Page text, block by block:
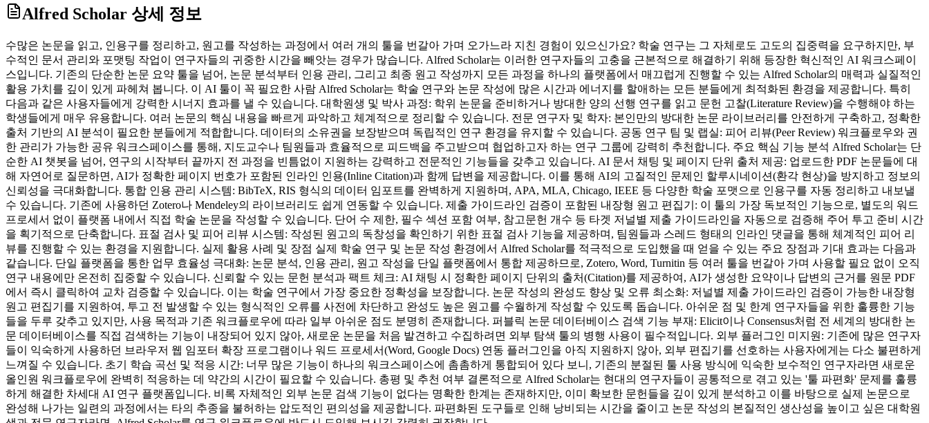
Alfred Scholar 상세 정보
수많은 논문을 읽고, 인용구를 정리하고, 원고를 작성하는 과정에서 여러 개의 툴을 번갈아 가며 오가느라 지친 경험이 있으신가요? 학술 연구는 그 자체로도 고도의 집중력을 요구하지만, 부
수적인 문서 관리와 포맷팅 작업이 연구자들의 귀중한 시간을 빼앗는 경우가 많습니다. Alfred Scholar는 이러한 연구자들의 고충을 근본적으로 해결하기 위해 등장한 혁신적인 AI 워크스페이
스입니다. 기존의 단순한 논문 요약 툴을 넘어, 논문 분석부터 인용 관리, 그리고 최종 원고 작성까지 모든 과정을 하나의 플랫폼에서 매끄럽게 진행할 수 있는 Alfred Scholar의 매력과 실질적인
활용 가치를 깊이 있게 파헤쳐 봅니다. 이 AI 툴이 꼭 필요한 사람 Alfred Scholar는 학술 연구와 논문 작성에 많은 시간과 에너지를 할애하는 모든 분들에게 최적화된 환경을 제공합니다. 특히
다음과 같은 사용자들에게 강력한 시너지 효과를 낼 수 있습니다. 대학원생 및 박사 과정: 학위 논문을 준비하거나 방대한 양의 선행 연구를 읽고 문헌 고찰(Literature Review)을 수행해야 하는
학생들에게 매우 유용합니다. 여러 논문의 핵심 내용을 빠르게 파악하고 체계적으로 정리할 수 있습니다. 전문 연구자 및 학자: 본인만의 방대한 논문 라이브러리를 안전하게 구축하고, 정확한
출처 기반의 AI 분석이 필요한 분들에게 적합합니다. 데이터의 소유권을 보장받으며 독립적인 연구 환경을 유지할 수 있습니다. 공동 연구 팀 및 랩실: 피어 리뷰(Peer Review) 워크플로우와 권
한 관리가 가능한 공유 워크스페이스를 통해, 지도교수나 팀원들과 효율적으로 피드백을 주고받으며 협업하고자 하는 연구 그룹에 강력히 추천합니다. 주요 핵심 기능 분석 Alfred Scholar는 단
순한 AI 챗봇을 넘어, 연구의 시작부터 끝까지 전 과정을 빈틈없이 지원하는 강력하고 전문적인 기능들을 갖추고 있습니다. AI 문서 채팅 및 페이지 단위 출처 제공: 업로드한 PDF 논문들에 대
해 자연어로 질문하면, AI가 정확한 페이지 번호가 포함된 인라인 인용(Inline Citation)과 함께 답변을 제공합니다. 이를 통해 AI의 고질적인 문제인 할루시네이션(환각 현상)을 방지하고 정보의
신뢰성을 극대화합니다. 통합 인용 관리 시스템: BibTeX, RIS 형식의 데이터 임포트를 완벽하게 지원하며, APA, MLA, Chicago, IEEE 등 다양한 학술 포맷으로 인용구를 자동 정리하고 내보낼
수 있습니다. 기존에 사용하던 Zotero나 Mendeley의 라이브러리도 쉽게 연동할 수 있습니다. 제출 가이드라인 검증이 포함된 내장형 원고 편집기: 이 툴의 가장 독보적인 기능으로, 별도의 워드
프로세서 없이 플랫폼 내에서 직접 학술 논문을 작성할 수 있습니다. 단어 수 제한, 필수 섹션 포함 여부, 참고문헌 개수 등 타겟 저널별 제출 가이드라인을 자동으로 검증해 주어 투고 준비 시간
을 획기적으로 단축합니다. 표절 검사 및 피어 리뷰 시스템: 작성된 원고의 독창성을 확인하기 위한 표절 검사 기능을 제공하며, 팀원들과 스레드 형태의 인라인 댓글을 통해 체계적인 피어 리
뷰를 진행할 수 있는 환경을 지원합니다. 실제 활용 사례 및 장점 실제 학술 연구 및 논문 작성 환경에서 Alfred Scholar를 적극적으로 도입했을 때 얻을 수 있는 주요 장점과 기대 효과는 다음과
같습니다. 단일 플랫폼을 통한 업무 효율성 극대화: 논문 분석, 인용 관리, 원고 작성을 단일 플랫폼에서 통합 제공하므로, Zotero, Word, Turnitin 등 여러 툴을 번갈아 가며 사용할 필요 없이 오직
연구 내용에만 온전히 집중할 수 있습니다. 신뢰할 수 있는 문헌 분석과 팩트 체크: AI 채팅 시 정확한 페이지 단위의 출처(Citation)를 제공하여, AI가 생성한 요약이나 답변의 근거를 원문 PDF
에서 즉시 클릭하여 교차 검증할 수 있습니다. 이는 학술 연구에서 가장 중요한 정확성을 보장합니다. 논문 작성의 완성도 향상 및 오류 최소화: 저널별 제출 가이드라인 검증이 가능한 내장형
원고 편집기를 지원하여, 투고 전 발생할 수 있는 형식적인 오류를 사전에 차단하고 완성도 높은 원고를 수월하게 작성할 수 있도록 돕습니다. 아쉬운 점 및 한계 연구자들을 위한 훌륭한 기능
들을 두루 갖추고 있지만, 사용 목적과 기존 워크플로우에 따라 일부 아쉬운 점도 분명히 존재합니다. 퍼블릭 논문 데이터베이스 검색 기능 부재: Elicit이나 Consensus처럼 전 세계의 방대한 논
문 데이터베이스를 직접 검색하는 기능이 내장되어 있지 않아, 새로운 논문을 처음 발견하고 수집하려면 외부 탐색 툴의 병행 사용이 필수적입니다. 외부 플러그인 미지원: 기존에 많은 연구자
들이 익숙하게 사용하던 브라우저 웹 임포터 확장 프로그램이나 워드 프로세서(Word, Google Docs) 연동 플러그인을 아직 지원하지 않아, 외부 편집기를 선호하는 사용자에게는 다소 불편하게
느껴질 수 있습니다. 초기 학습 곡선 및 적응 시간: 너무 많은 기능이 하나의 워크스페이스에 촘촘하게 통합되어 있다 보니, 기존의 분절된 툴 사용 방식에 익숙한 보수적인 연구자라면 새로운
올인원 워크플로우에 완벽히 적응하는 데 약간의 시간이 필요할 수 있습니다. 총평 및 추천 여부 결론적으로 Alfred Scholar는 현대의 연구자들이 공통적으로 겪고 있는 '툴 파편화' 문제를 훌륭
하게 해결한 차세대 AI 연구 플랫폼입니다. 비록 자체적인 외부 논문 검색 기능이 없다는 명확한 한계는 존재하지만, 이미 확보한 문헌들을 깊이 있게 분석하고 이를 바탕으로 실제 논문으로
완성해 나가는 일련의 과정에서는 타의 추종을 불허하는 압도적인 편의성을 제공합니다. 파편화된 도구들로 인해 낭비되는 시간을 줄이고 논문 작성의 본질적인 생산성을 높이고 싶은 대학원